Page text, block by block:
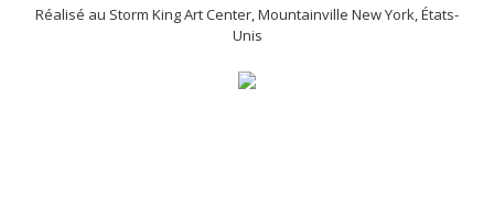
Réalisé au Storm King Art Center, Mountainville New York, États-
Unis